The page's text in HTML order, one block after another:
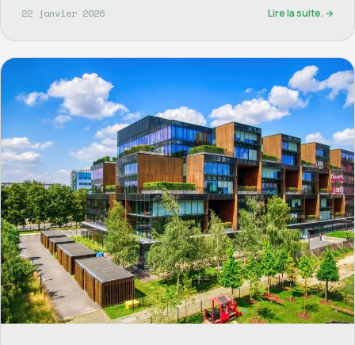
22 janvier 2026 Lire la suite. →